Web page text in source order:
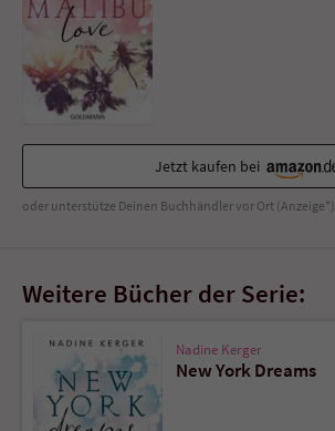
Jetzt kaufen bei
oder unterstütze Deinen Buchhändler vor Ort (Anzeige*)
Weitere Bücher der Serie:
Nadine Kerger
New York Dreams